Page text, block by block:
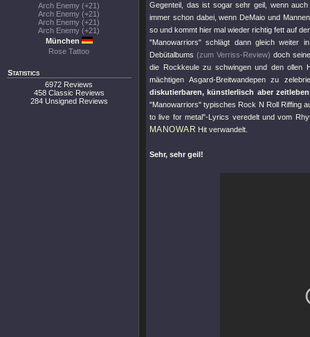
Arch Enemy (+21)
Arch Enemy (+21)
Arch Enemy (+21)
Arch Enemy (+21)
München
Rose Tattoo
Statistics
6972 Reviews
458 Classic Reviews
284 Unsigned Reviews
Gegenteil, das ist sogar sehr geil, wenn
immer schon dabei, wenn DeMaio und
so und kommt hier mal wieder richtig fett auf
"Manowarriors" schlägt dann gleich weiter
Debütalbums (zum Verriss-Review) doch
die Rockkeule zu schwingen und den ollen
mächtigen Asgard-Breitwandepen zu
diskutierbaren, künstlerlisch aber
"Manowarriors" typisches Rock N Roll Riffing
to live for metal"-Lyrics veredelt und vom
MANOWAR Hit verwandelt.
Sehr, sehr geil!